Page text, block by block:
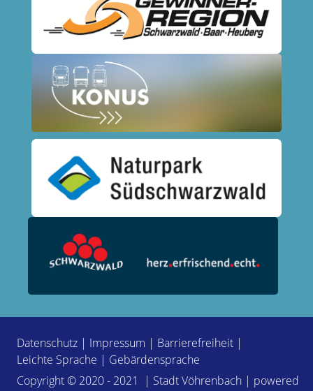
Datenschutz | Impressum | Barrierefreiheit |
Leichte Sprache | Gebärdensprache
Copyright © 2020 - 2021 | Stadt Vöhrenbach | powered